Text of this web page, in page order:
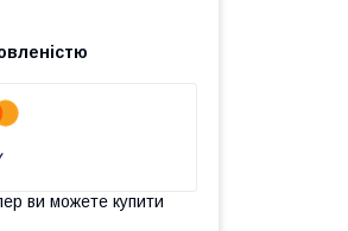
ви можете купити